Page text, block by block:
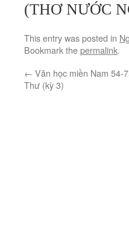
(THƠ NƯỚC
This entry was posted in
Bookmark thepermalink.
← Văn học miền Nam 54-
Thư (kỳ 3)